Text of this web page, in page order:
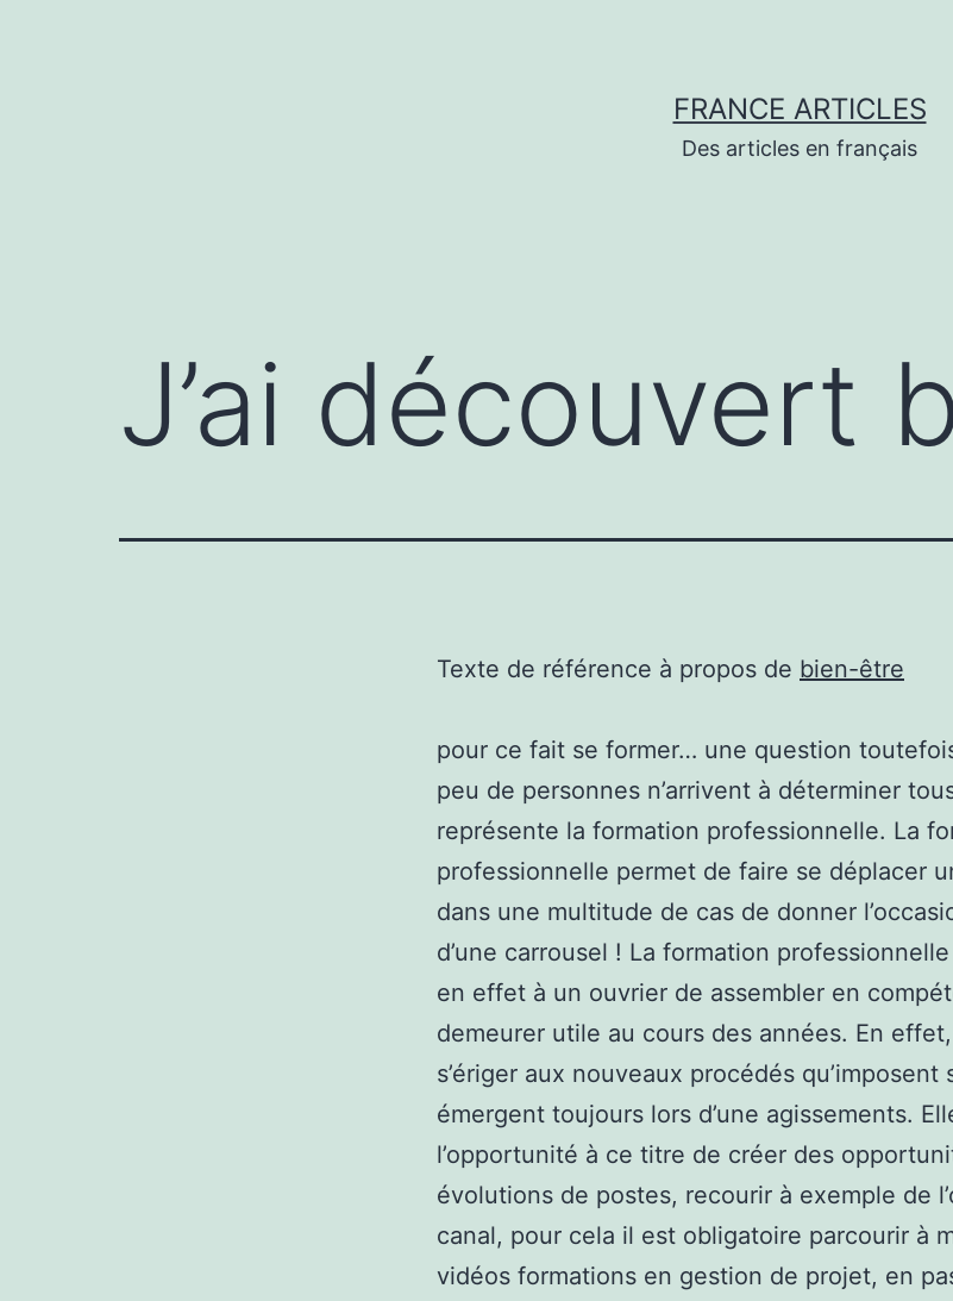
FRANCE ARTICLES
Des articles en français
J’ai découvert
Texte de référence à propos de bien-être
pour ce fait se former… une question
peu de personnes n’arrivent à déterminer
représente la formation professionnelle. La
professionnelle permet de faire se déplacer
dans une multitude de cas de donner
d’une carrousel ! La formation
en effet à un ouvrier de assembler en
demeurer utile au cours des années. En
s’ériger aux nouveaux procédés
émergent toujours lors d’une agissements.
l’opportunité à ce titre de créer des
évolutions de postes, recourir à exemple de
canal, pour cela il est obligatoire parcourir à
vidéos formations en gestion de projet, en